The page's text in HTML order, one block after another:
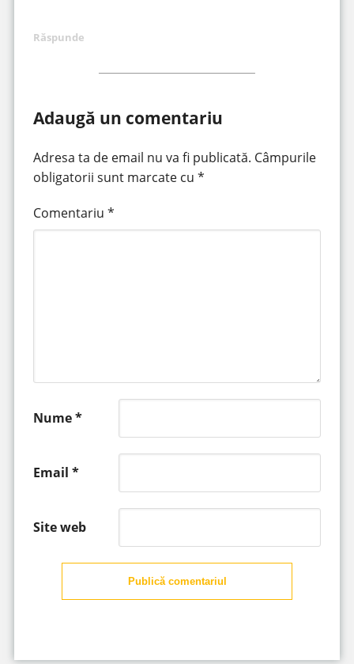
Răspunde
Adaugă un comentariu
Adresa ta de email nu va fi publicată. Câmpurile
obligatorii sunt marcate cu *
Comentariu *
Nume*
Email *
Site web
Publică comentariul